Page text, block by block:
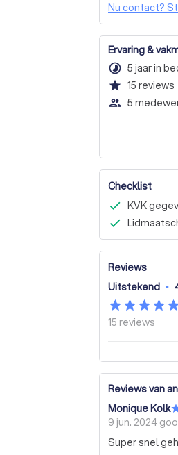
Nu contact?
Ervaring &
timelapse 5 jaar in
star 15 reviews
people_outline 5
Checklist
KVK
Reviews
Uitstekend •
15 reviews
Reviews van
Monique Kolk
9 jun. 2024
Super snel